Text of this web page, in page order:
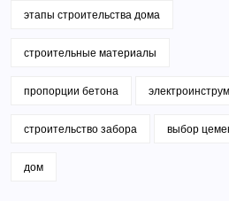
этапы строительства дома
строительные материалы
пропорции бетона
строительство забора выбор
дом